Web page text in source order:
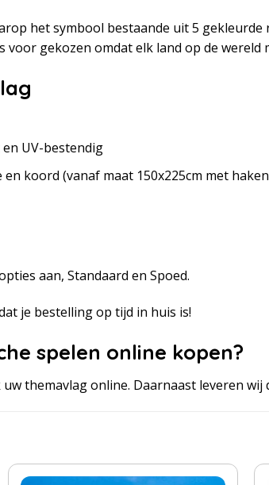
het symbool bestaande uit 5
gekozen omdat elk land op de wereld
UV-bestendig
koord (vanaf maat 150x225cm met
aan, Standaard en Spoed.
je bestelling op tijd in huis is!
spelen online kopen?
themavlag online. Daarnaast leveren